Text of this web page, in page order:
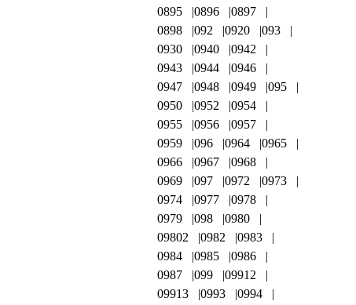
0895
0896
0897
0898
092 0920
093
0930
0940
0942
0943
0944
0946
0947
0948 0949
095
0950
0952
0954
0955
0956
0957
0959
096 0964
0965
0966
0967
0968
0969
097 0972
0973
0974
0977
0978
0979
098
0980
09802
0982
0983
0984
0985
0986
0987
099
09912
09913
0993
0994